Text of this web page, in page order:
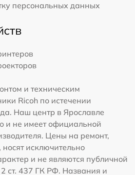
персональных данных
и техническим
Ricoh по истечении
Наш центр в Ярославле
и не имеет официальной
Цены на ремонт,
исключительно
и не являются публичной
ст. 437 ГК РФ. Названия и